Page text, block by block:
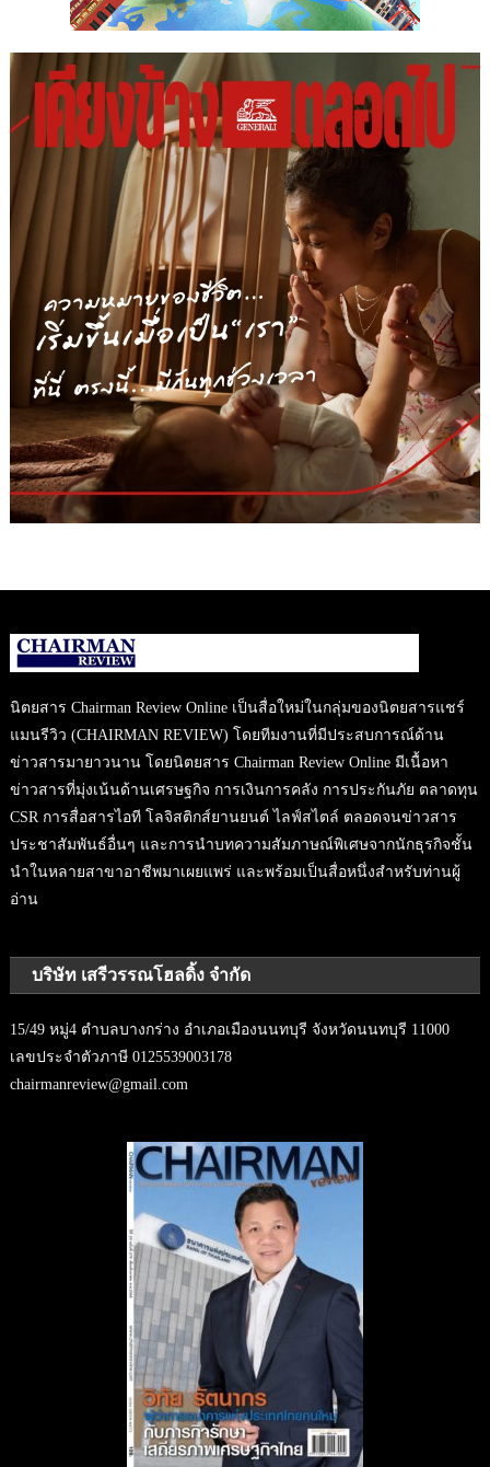
นิตยสาร Chairman Review Online เป็นสื่อใหม่ในกลุ่มของนิตยสารแชร์
แมนรีวิว (CHAIRMAN REVIEW) โดยทีมงานที่มีประสบการณ์ด้าน
ข่าวสารมายาวนาน โดยนิตยสาร Chairman Review Online มีเนื้อหา
ข่าวสารที่มุ่งเน้นด้านเศรษฐกิจ การเงินการคลัง การประกันภัย ตลาดทุน
CSR การสื่อสารไอที โลจิสติกส์ยานยนต์ ไลฟ์สไตล์ ตลอดจนข่าวสาร
ประชาสัมพันธ์อื่นๆ และการนำบทความสัมภาษณ์พิเศษจากนักธุรกิจชั้น
นำในหลายสาขาอาชีพมาเผยแพร่ และพร้อมเป็นสื่อหนึ่งสำหรับท่านผู้
อ่าน
บริษัท เสรีวรรณโฮลดิ้ง จำกัด
15/49 หมู่4 ตำบลบางกร่าง อำเภอเมืองนนทบุรี จังหวัดนนทบุรี 11000
เลขประจำตัวภาษี 0125539003178
chairmanreview@gmail.com